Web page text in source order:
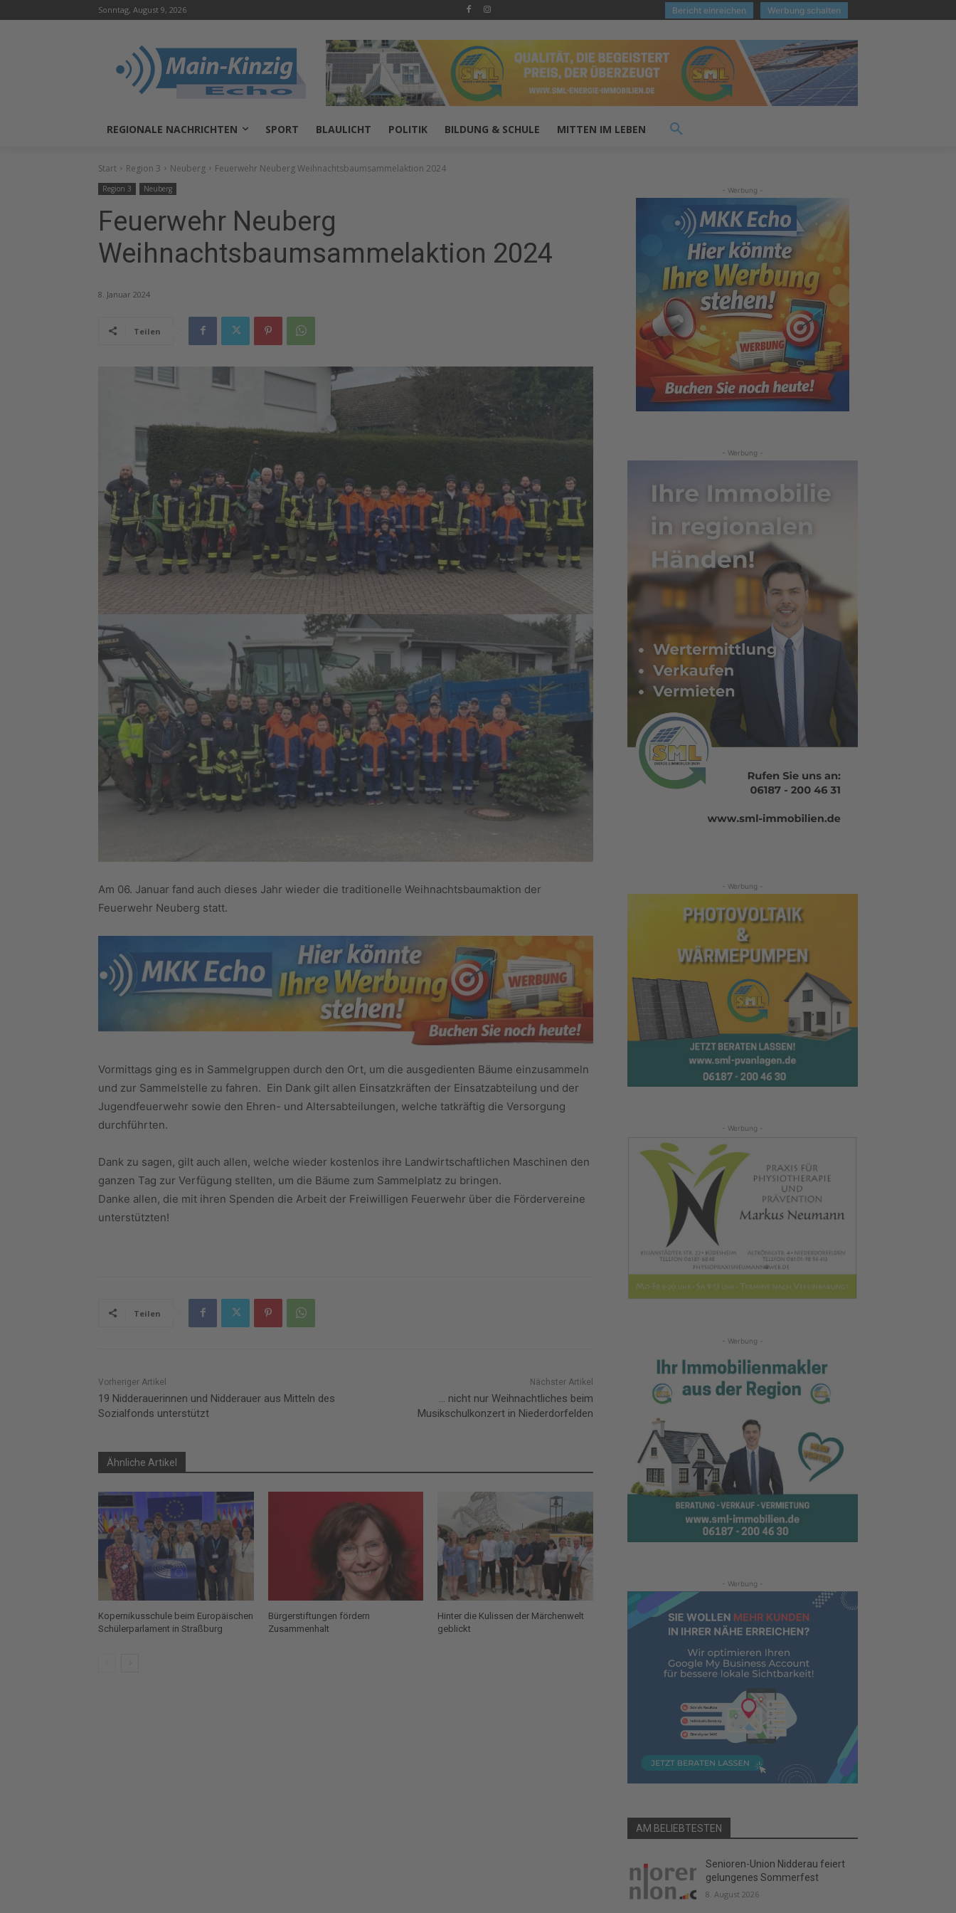
Sonntag, August 9, 2026 Bericht einreichen Werbung schalten
REGIONALE NACHRICHTEN SPORT BLAULICHT POLITIK BILDUNG & SCHULE MITTEN IM LEBEN
Start Region 3 Neuberg Feuerwehr Neuberg Weihnachtsbaumsammelaktion 2024
Region 3 Neuberg
Feuerwehr Neuberg
Weihnachtsbaumsammelaktion 2024
8. Januar 2024
Teilen
Am 06. Januar fand auch dieses Jahr wieder die traditionelle Weihnachtsbaumaktion der
Feuerwehr Neuberg statt.
Vormittags ging es in Sammelgruppen durch den Ort, um die ausgedienten Bäume einzusammeln
und zur Sammelstelle zu fahren. Ein Dank gilt allen Einsatzkräften der Einsatzabteilung und der
Jugendfeuerwehr sowie den Ehren- und Altersabteilungen, welche tatkräftig die Versorgung
durchführten.
Dank zu sagen, gilt auch allen, welche wieder kostenlos ihre Landwirtschaftlichen Maschinen den
ganzen Tag zur Verfügung stellten, um die Bäume zum Sammelplatz zu bringen.
Danke allen, die mit ihren Spenden die Arbeit der Freiwilligen Feuerwehr über die Fördervereine
unterstützten!
Teilen
Vorheriger Artikel
19 Nidderauerinnen und Nidderauer aus Mitteln des
Sozialfonds unterstützt
Nächster Artikel
… nicht nur Weihnachtliches beim
Musikschulkonzert in Niederdorfelden
Ähnliche Artikel
Kopernikusschule beim Europäischen
Schülerparlament in Straßburg
Bürgerstiftungen fördern
Zusammenhalt
Hinter die Kulissen der Märchenwelt
geblickt
- Werbung -
- Werbung -
- Werbung -
- Werbung -
- Werbung -
- Werbung -
AM BELIEBTESTEN
Senioren-Union Nidderau feiert
gelungenes Sommerfest
8. August 2026